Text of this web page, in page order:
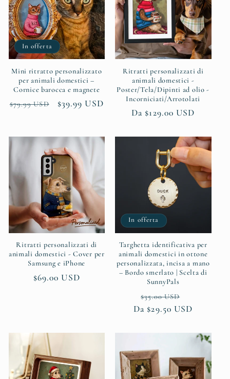
In offerta
Mini ritratto personalizzato
per animali domestici –
Cornice barocca e magnete
Prezzo
$79.99 USD
Prezzo
$39.99 USD
Ritratti personalizzati di
animali domestici -
Poster/Tela/Dipinti ad olio -
Incorniciati/Arrotolati
Prezzo
listino
Da $129.00 USD
Ritratti personalizzati di
animali domestici - Cover per
Samsung e iPhone
Prezzo
$69.00 USD
In offerta
Targhetta identificativa per
animali domestici in ottone
personalizzata, incisa a mano
– Bordo smerlato | Scelta di
SunnyPals
Prezzo
di
$35.00 USD
scontato
Da $29.50 USD